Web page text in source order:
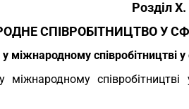
Розділ X.
СПІВРОБІТНИЦТВО У
міжнародному співробітництві